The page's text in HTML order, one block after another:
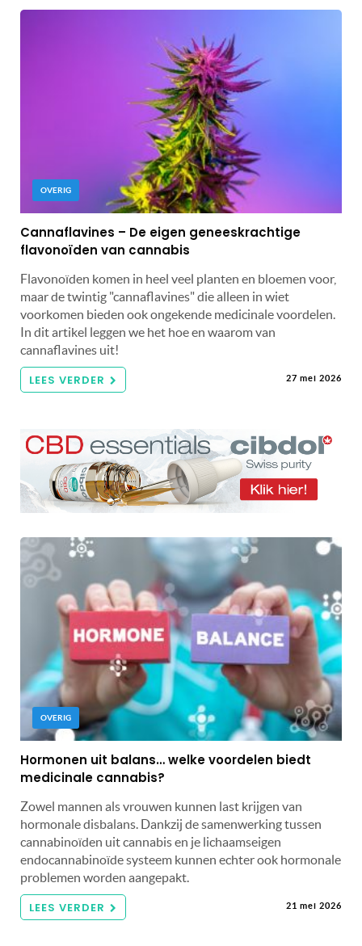
OVERIG
Cannaflavines – De eigen geneeskrachtige
flavonoïden van cannabis
Flavonoïden komen in heel veel planten en bloemen voor,
maar de twintig "cannaflavines" die alleen in wiet
voorkomen bieden ook ongekende medicinale voordelen.
In dit artikel leggen we het hoe en waarom van
cannaflavines uit!
LEES VERDER 27 mei 2026
OVERIG
Hormonen uit balans… welke voordelen biedt
medicinale cannabis?
Zowel mannen als vrouwen kunnen last krijgen van
hormonale disbalans. Dankzij de samenwerking tussen
cannabinoïden uit cannabis en je lichaamseigen
endocannabinoïde systeem kunnen echter ook hormonale
problemen worden aangepakt.
LEES VERDER 21 mei 2026